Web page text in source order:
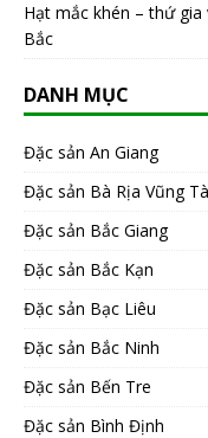
Hạt mắc khén – thứ
Bắc
DANH MỤC
Đặc sản An Giang
Đặc sản Bà Rịa Vũng
Đặc sản Bắc Giang
Đặc sản Bắc Kạn
Đặc sản Bạc Liêu
Đặc sản Bắc Ninh
Đặc sản Bến Tre
Đặc sản Bình Định